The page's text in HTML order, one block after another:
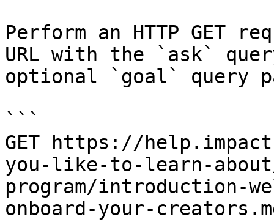
Perform an HTTP GET
URL with the `ask`
optional `goal` query
```
GET https://
you-like-to-learn-
program/introduction-
onboard-your-